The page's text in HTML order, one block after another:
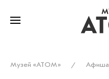
Музей «АТОМ» Афиша